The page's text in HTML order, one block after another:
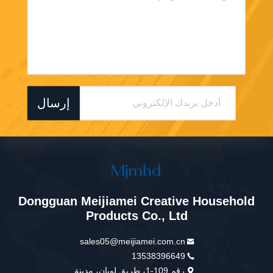
إرسال
Dongguan Meijiamei Creative Household
Products Co., Ltd
sales05@meijiamei.com.cn
13538396649
رقم 109-1، طريق لويان، مدينة